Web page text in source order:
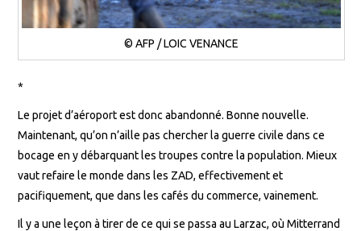
© AFP / LOIC VENANCE
*
Le projet d’aéroport est donc abandonné. Bonne nouvelle.
Maintenant, qu’on n’aille pas chercher la guerre civile dans ce
bocage en y débarquant les troupes contre la population. Mieux
vaut refaire le monde dans les ZAD, effectivement et
pacifiquement, que dans les cafés du commerce, vainement.
Il y a une leçon à tirer de ce qui se passa au Larzac, où Mitterrand